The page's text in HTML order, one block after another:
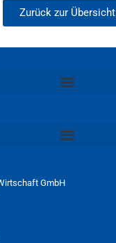
Zurück zur Übersicht
GmbH